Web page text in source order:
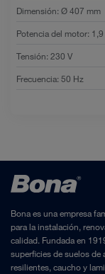
Dimensión:Ø 407 mm
Potencia del motor:
Tensión:230 V
Frecuencia:50 Hz
Bona es una empresa
para la instalación,
calidad. Fundada en
superficies de suelos de
resilientes, caucho y